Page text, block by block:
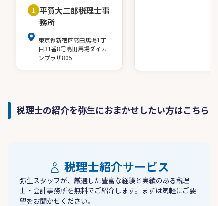
1 平賀大二郎税理士事
務所
東京都新宿区高田馬場1丁
目31番8号高田馬場ダイカ
ンプラザ805
税理士の紹介を弥生におまかせしたい方はこちら
税理士紹介サービス
弥生スタッフが、厳選した豊富な経験と実績のある税理
士・会計事務所を無料でご紹介します。まずは気軽にご要
望をお聞かせください。